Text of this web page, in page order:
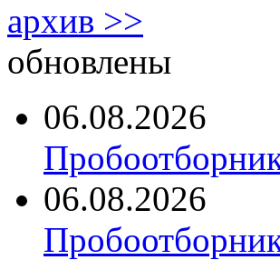
архив >>
обновлены
06.08.2026
06.08.2026